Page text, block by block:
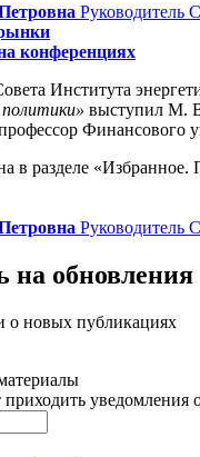
Руководитель
конференциях
Института
политики» выступил М.
Финансового
в разделе
Руководитель
на обновления
о новых публикациях